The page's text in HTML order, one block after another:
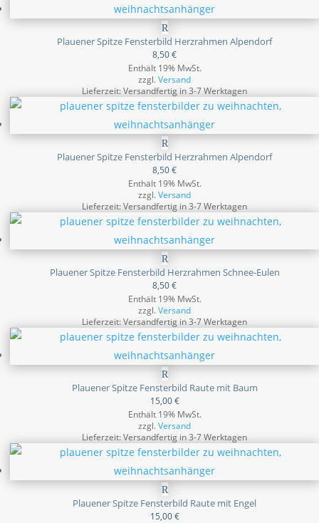
Plauener Spitze Fensterbild Herzrahmen Alpendorf
8,50€
Enthält 19% MwSt.
zzgl.Versand
Lieferzeit: Versandfertig in 3-7 Werktagen
Plauener Spitze Fensterbild Herzrahmen Alpendorf
8,50€
Enthält 19% MwSt.
zzgl.Versand
Lieferzeit: Versandfertig in 3-7 Werktagen
Plauener Spitze Fensterbild Herzrahmen Schnee-Eulen
8,50€
Enthält 19% MwSt.
zzgl.Versand
Lieferzeit: Versandfertig in 3-7 Werktagen
Plauener Spitze Fensterbild Raute mit Baum
15,00€
Enthält 19% MwSt.
zzgl.Versand
Lieferzeit: Versandfertig in 3-7 Werktagen
Plauener Spitze Fensterbild Raute mit Engel
15,00€